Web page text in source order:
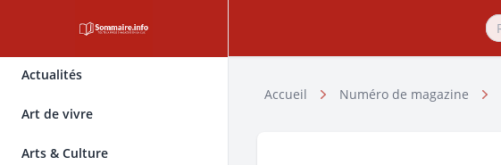
Actualités
Art de vivre
Arts & Culture
Accueil Numéro de magazine